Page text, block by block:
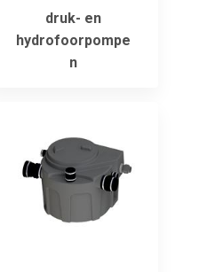
druk- en
hydrofoorpompe
n